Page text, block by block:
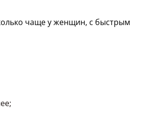
чаще у женщин, с быстрым